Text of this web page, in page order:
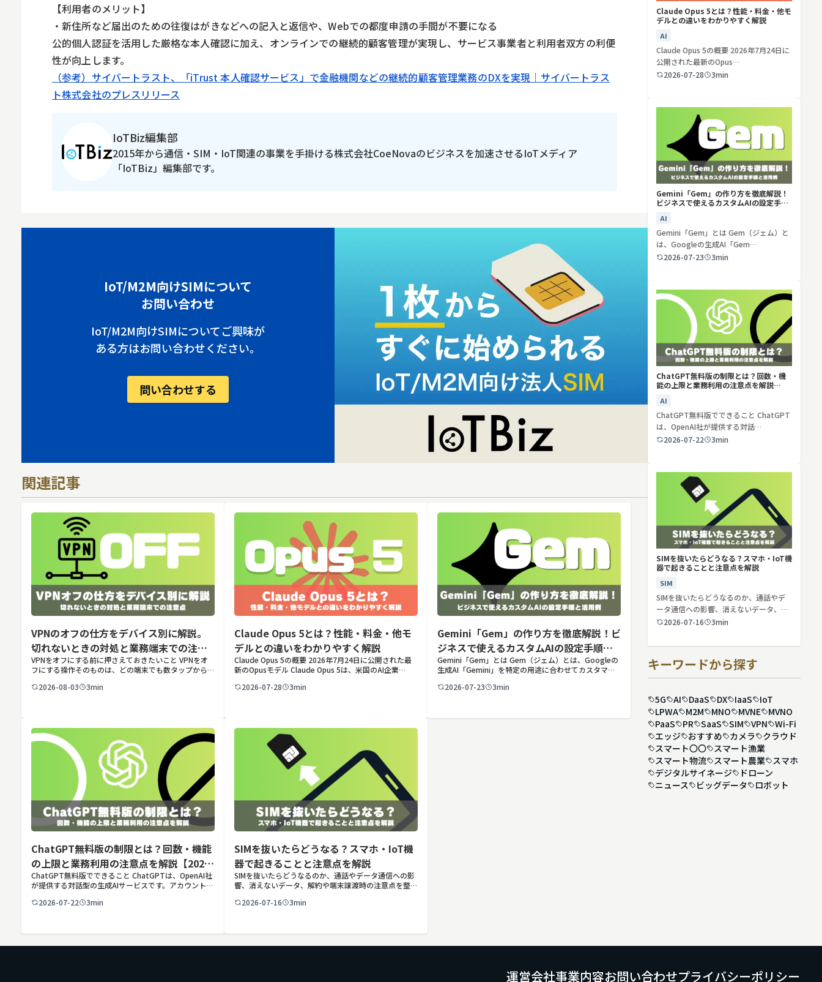
【利用者のメリット】
・新住所など届出のための往復はがきなどへの記入と返信や、Webでの都度申請の手間が不要になる
公的個人認証を活用した厳格な本人確認に加え、オンラインでの継続的顧客管理が実現し、サービス事業者と利用者双方の利便
性が向上します。
（参考）サイバートラスト、「iTrust 本人確認サービス」で金融機関などの継続的顧客管理業務のDXを実現｜サイバートラス
ト株式会社のプレスリリース
IoTBiz編集部
2015年から通信・SIM・IoT関連の事業を手掛ける株式会社CoeNovaのビジネスを加速させるIoTメディア
「IoTBiz」編集部です。
IoT/M2M向けSIMについて
お問い合わせ
IoT/M2M向けSIMについてご興味が
ある方はお問い合わせください。
問い合わせする
関連記事
VPNのオフの仕方をデバイス別に解説。
切れないときの対処と業務端末での注意
点
VPNをオフにする前に押さえておきたいこと VPNをオ
フにする操作そのものは、どの端末でも数タップから数
手順よりも「そもそも切ってよいのか」という判断のほ
2026-08-03 3min
Claude Opus 5とは？性能・料金・他モ
デルとの違いをわかりやすく解説
Claude Opus 5の概要 2026年7月24日に公開された最
新のOpusモデル Claude Opus 5は、米国のAI企業
した最新のOpusクラス […]
2026-07-28 3min
Gemini「Gem」の作り方を徹底解説！ビ
ジネスで使えるカスタムAIの設定手順と
活用例
Gemini「Gem」とは Gem（ジェム）とは、Googleの
生成AI「Gemini」を特定の用途に合わせてカスタマイ
「カスタム指示」として登録しておくことで、毎回長い
2026-07-23 3min
ChatGPT無料版の制限とは？回数・機能
の上限と業務利用の注意点を解説【2026
年最新】
ChatGPT無料版でできること ChatGPTは、OpenAI社
が提供する対話型の生成AIサービスです。アカウントを
は、標準モデルとして「GPT-5.5 Insta […]
2026-07-22 3min
SIMを抜いたらどうなる？スマホ・IoT機
器で起きることと注意点を解説
SIMを抜いたらどうなるのか、通話やデータ通信への影
響、消えないデータ、解約や端末譲渡時の注意点を整
止リスクと回線管理の考え方まで、現場担当者向けにわ
2026-07-16 3min
Claude Opus 5とは？性能・料金・他モ
デルとの違いをわかりやすく解説
AI
Claude Opus 5の概要 2026年7月24日に
公開された最新のOpus…
2026-07-28
3min
Gemini「Gem」の作り方を徹底解説！
ビジネスで使えるカスタムAIの設定手順
AI
Gemini「Gem」とは Gem（ジェム）と
は、Googleの生成AI「Gem…
2026-07-23
3min
ChatGPT無料版の制限とは？回数・機
能の上限と業務利用の注意点を解説
AI
ChatGPT無料版でできること ChatGPT
は、OpenAI社が提供する対話…
2026-07-22
3min
SIMを抜いたらどうなる？スマホ・IoT機
器で起きることと注意点を解説
SIM
SIMを抜いたらどうなるのか、通話やデ
ータ通信への影響、消えないデータ、解
約や端…
2026-07-16 3min
キーワードから探す
5G AI DaaS DX IaaS
IoT
LPWA
M2M MNO MVNE
MVNO
PaaS
PR SaaS SIM VPN
Wi-Fi
エッジ
おすすめ カメラ
クラウド
スマート〇〇
スマート漁業
スマート物流
スマート農業
スマホ
デジタルサイネージ
ドローン
ニュース
ビッグデータ ロボット
運営会社事業内容お問い合わせプライバシーポリシー